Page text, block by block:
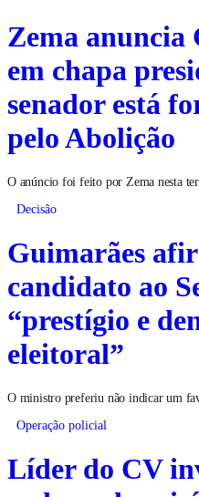
Zema anuncia
em chapa
senador está
pelo Abolição
O anúncio foi feito por Zema nesta
Decisão
Guimarães
candidato ao
“prestígio e
eleitoral”
O ministro preferiu não indicar um
Operação policial
Líder do CV